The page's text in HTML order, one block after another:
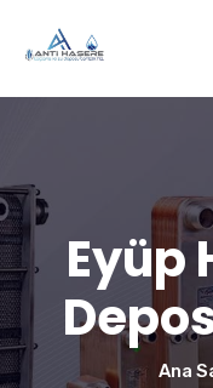
Eyüp
Ana